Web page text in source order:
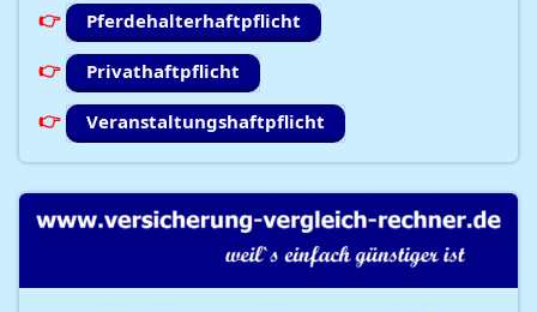
Pferdehalterhaftpflicht
Privathaftpflicht
Veranstaltungshaftpflicht